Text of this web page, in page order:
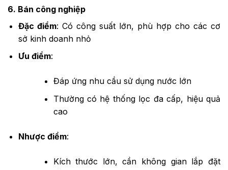
6. Bán công nghiệp
Đặc điểm: Có công suất lớn, phù hợp cho các cơ
sở kinh doanh nhỏ
Ưu điểm:
Đáp ứng nhu cầu sử dụng nước lớn
Thường có hệ thống lọc đa cấp, hiệu quả
cao
Nhược điểm:
Kích thước lớn, cần không gian lắp đặt